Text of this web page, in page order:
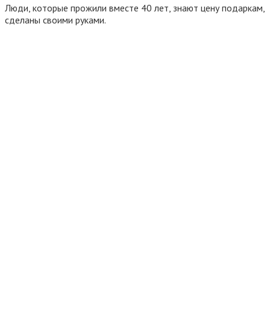
Люди, которые прожили вместе 40 лет, знают цену подаркам,
сделаны своими руками.